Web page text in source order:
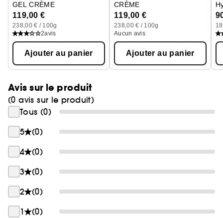
complets à un article de vente complet plus une
recharge. L'ACV couvre le périmètre : fabrication
packaging, production formule, conditionnement,
distribution et fin de vie du packaging (fin de vie
formule et phase d'usage exclus). Résultats vérifiés par
Bureau Veritas selon les normes ISO14040/14044 en
novembre 2025.
GEL CRÈME
Hydratant Repulpant Fortifiant
119,00 €
238,00 € / 100g
2avis
Ajouter au panier
CRÈME
Hydratant Repulpant Fortifiant
119,00 €
238,00 € / 100g
Aucun avis
Ajouter au panier
Avis sur le produit
(0 avis sur le produit)
Tous (0)
5
(0)
4
(0)
3
(0)
2
(0)
1
(0)